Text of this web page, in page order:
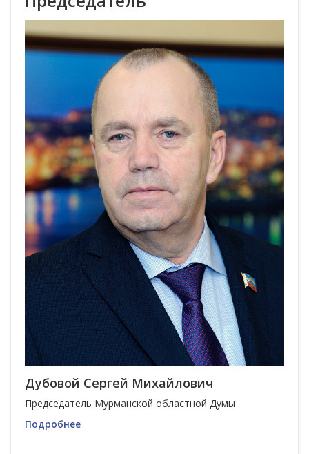
Дубовой Сергей Михайлович
Председатель Мурманской областной Думы
Подробнее